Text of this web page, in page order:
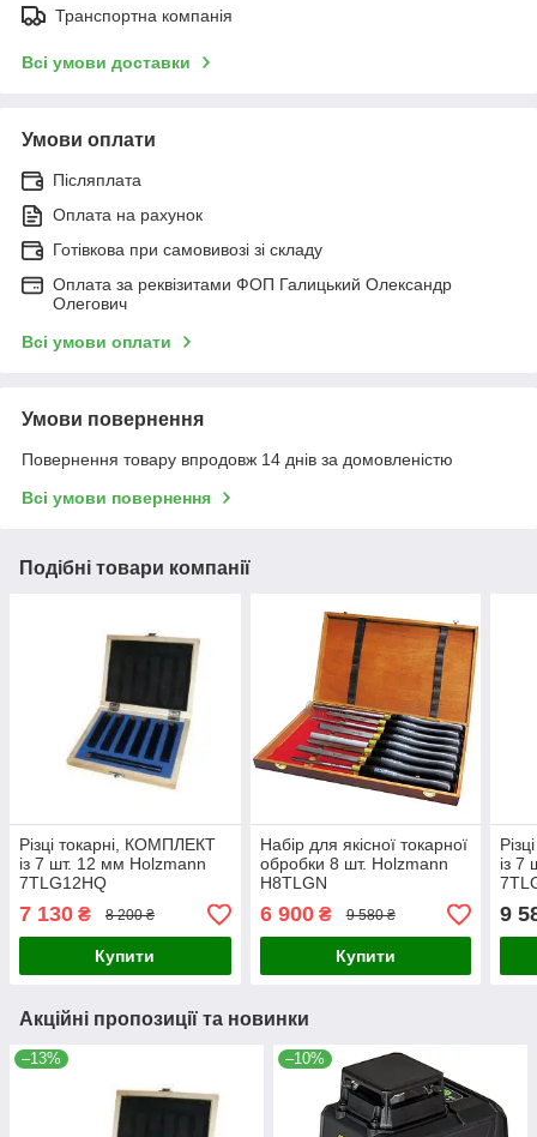
Транспортна компанія
Всі умови доставки
Умови оплати
Післяплата
Оплата на рахунок
Готівкова при самовивозі зі складу
Оплата за реквізитами ФОП Галицький Олександр
Олегович
Всі умови оплати
Умови повернення
Повернення товару впродовж 14 днів за домовленістю
Всі умови повернення
Подібні товари компанії
Різці токарні, КОМПЛЕКТ
із 7 шт. 12 мм Holzmann
7TLG12HQ
7 130 ₴ 8 200 ₴
Купити
Набір для якісної токарної
обробки 8 шт. Holzmann
H8TLGN
6 900₴ 9 580 ₴
Купити
із 7
9
Акційні пропозиції та новинки
–13% –10%